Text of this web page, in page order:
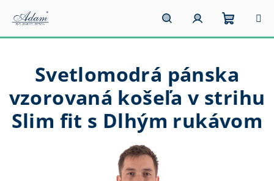
obsah
HľadaťPrihlásenie
košík
Svetlomodrá pánska
vzorovaná košeľa v strihu
Slim fit s Dlhým rukávom